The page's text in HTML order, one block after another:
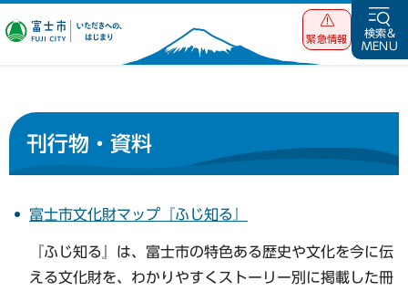
富士市 いただ
緊急情報
検索&
MENU
刊行物・資料
富士市文化財マップ『ふじ知る』
『ふじ知る』は、富士市の特色ある歴史や文化を今に伝
える文化財を、わかりやすくストーリー別に掲載した冊